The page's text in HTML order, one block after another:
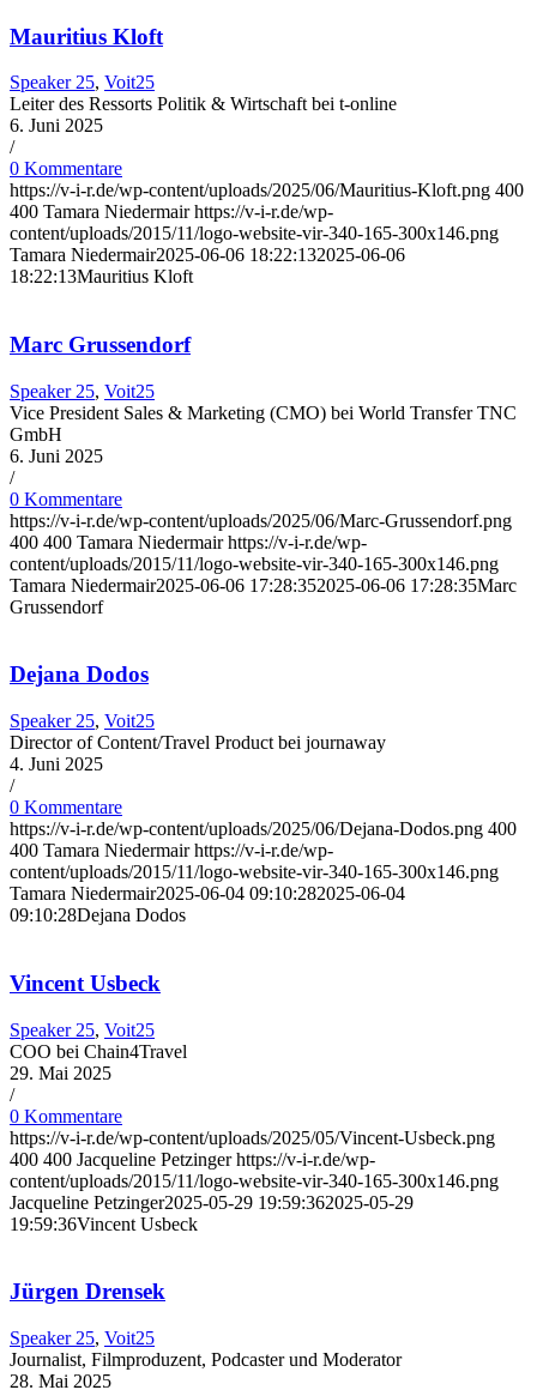
Mauritius Kloft
Speaker 25, Voit25
Leiter des Ressorts Politik & Wirtschaft bei t-online
6. Juni 2025
/
0 Kommentare
https://v-i-r.de/wp-content/uploads/2025/06/Mauritius-Kloft.png 400
400 Tamara Niedermair https://v-i-r.de/wp-
content/uploads/2015/11/logo-website-vir-340-165-300x146.png
Tamara Niedermair2025-06-06 18:22:132025-06-06
18:22:13Mauritius Kloft
Marc Grussendorf
Speaker 25, Voit25
Vice President Sales & Marketing (CMO) bei World Transfer TNC
GmbH
6. Juni 2025
/
0 Kommentare
https://v-i-r.de/wp-content/uploads/2025/06/Marc-Grussendorf.png
400 400 Tamara Niedermair https://v-i-r.de/wp-
content/uploads/2015/11/logo-website-vir-340-165-300x146.png
Tamara Niedermair2025-06-06 17:28:352025-06-06 17:28:35Marc
Grussendorf
Dejana Dodos
Speaker 25, Voit25
Director of Content/Travel Product bei journaway
4. Juni 2025
/
0 Kommentare
https://v-i-r.de/wp-content/uploads/2025/06/Dejana-Dodos.png 400
400 Tamara Niedermair https://v-i-r.de/wp-
content/uploads/2015/11/logo-website-vir-340-165-300x146.png
Tamara Niedermair2025-06-04 09:10:282025-06-04
09:10:28Dejana Dodos
Vincent Usbeck
Speaker 25, Voit25
COO bei Chain4Travel
29. Mai 2025
/
0 Kommentare
https://v-i-r.de/wp-content/uploads/2025/05/Vincent-Usbeck.png
400 400 Jacqueline Petzinger https://v-i-r.de/wp-
content/uploads/2015/11/logo-website-vir-340-165-300x146.png
Jacqueline Petzinger2025-05-29 19:59:362025-05-29
19:59:36Vincent Usbeck
Jürgen Drensek
Speaker 25, Voit25
Journalist, Filmproduzent, Podcaster und Moderator
28. Mai 2025